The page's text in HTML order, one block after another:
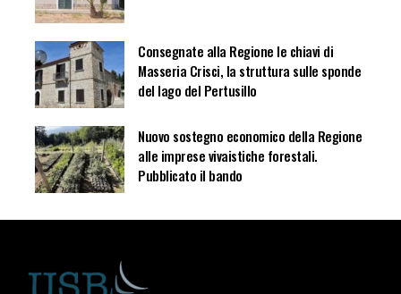
Consegnate alla Regione le chiavi di
Masseria Crisci, la struttura sulle sponde
del lago del Pertusillo
Nuovo sostegno economico della Regione
alle imprese vivaistiche forestali.
Pubblicato il bando